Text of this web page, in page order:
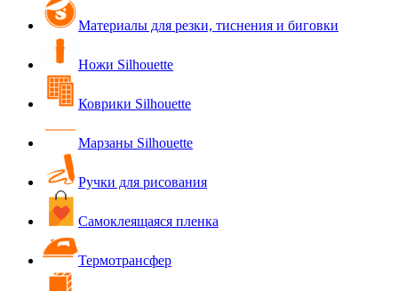
Материалы для резки, тиснения и биговки
Ножи Silhouette
Коврики Silhouette
Марзаны Silhouette
Ручки для рисования
Самоклеящаяся пленка
Термотрансфер